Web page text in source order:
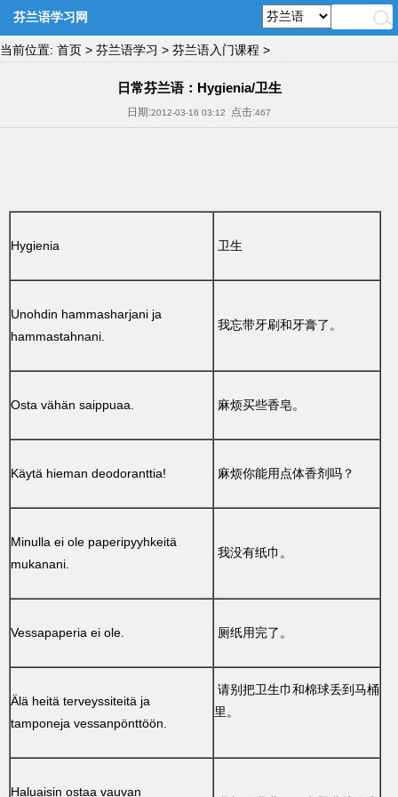
芬兰语学习网
当前位置: 首页 > 芬兰语学习 > 芬兰语入门课程 >
日常芬兰语：Hygienia/卫生
日期:2012-03-16 03:12 点击:467
Hygienia 卫生
Unohdin hammasharjani ja
hammastahnani.
我忘带牙刷和牙膏了。
Osta vähän saippuaa. 麻烦买些香皂。
Käytä hieman deodoranttia! 麻烦你能用点体香剂吗？
Minulla ei ole paperipyyhkeitä
mukanani.
我没有纸巾。
Vessapaperia ei ole. 厕纸用完了。
Älä heitä terveyssiteitä ja
tamponeja vessanpönttöön.
请别把卫生巾和棉球丢到马桶
里。
Haluaisin ostaa vauvan